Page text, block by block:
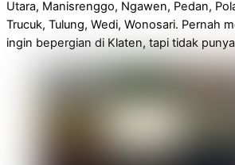
Utara, Manisrenggo, Ngawen, Pedan,
Trucuk, Tulung, Wedi, Wonosari. Pernah
ingin bepergian di Klaten, tapi tidak